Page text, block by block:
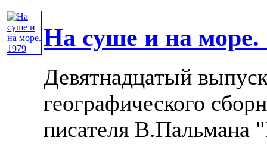
На суше и на море.
Девятнадцатый
географического
писателя В.Пальмана